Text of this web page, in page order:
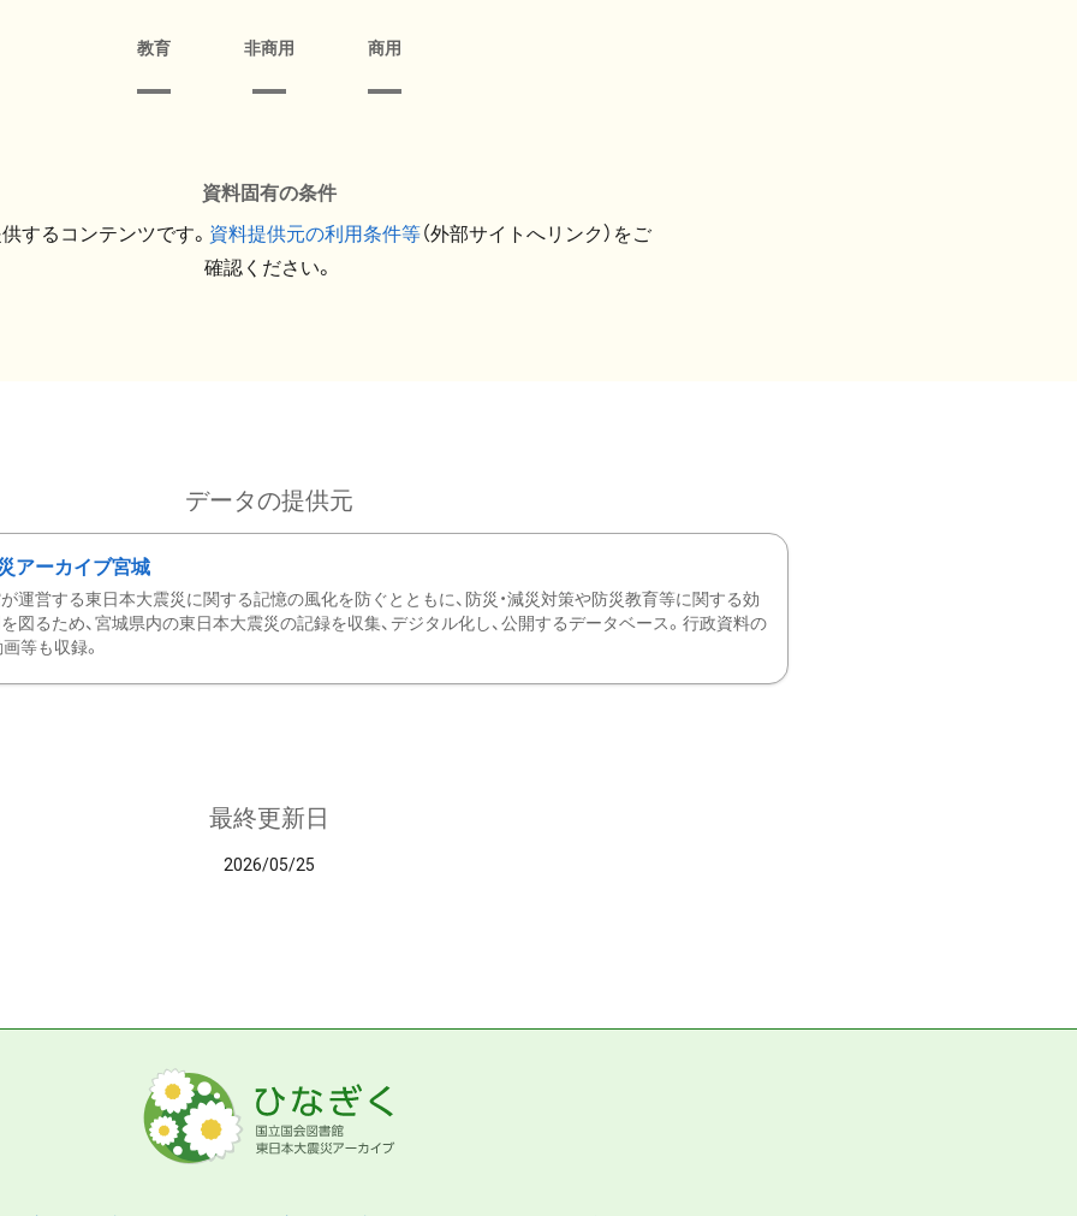
教育 非商用 商用
資料固有の条件
するコンテンツです。 資料提供元の利用条件等（外部サイトへリンク）をご
確認ください。
データの提供元
アーカイブ宮城
運営する東日本大震災に関する記憶の風化を防ぐとともに、防災・減災対策や防災教育等に関する効
図るため、宮城県内の東日本大震災の記録を収集、デジタル化し、公開するデータベース。行政資料の
等も収録。
最終更新日
2026/05/25